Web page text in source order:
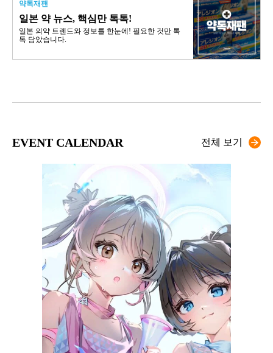
약톡재팬
일본 약 뉴스, 핵심만 톡톡!
일본 의약 트렌드와 정보를 한눈에! 필요한 것만 톡
톡 담았습니다.
EVENT CALENDAR 전체 보기